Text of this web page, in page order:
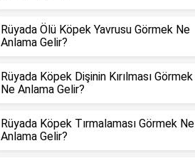
Rüyada Ölü Köpek Yavrusu Görmek Ne
Anlama Gelir?
Rüyada Köpek Dişinin Kırılması Görmek
Ne Anlama Gelir?
Rüyada Köpek Tırmalaması Görmek Ne
Anlama Gelir?